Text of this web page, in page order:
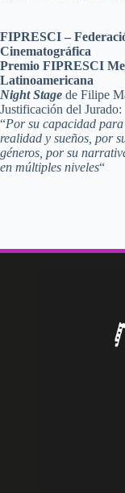
FIPRESCI –
Cinematográfica
Premio FIPRESCI
Latinoamericana
Night Stage de Filipe
Justificación del Jurado:
“Por su capacidad
realidad y sueños, por
géneros, por su
en múltiples niveles“